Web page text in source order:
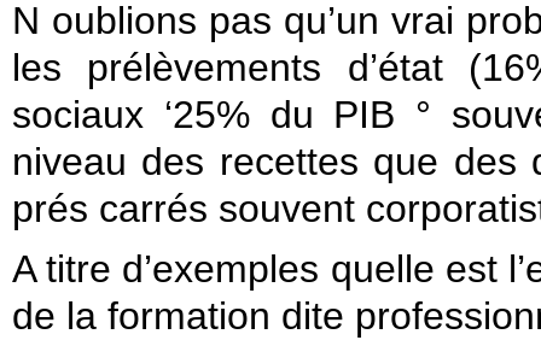
N oublions pas qu’un vrai
les prélèvements d’état
sociaux ‘25% du PIB °
niveau des recettes que des
prés carrés souvent
A titre d’exemples quelle est
de la formation dite